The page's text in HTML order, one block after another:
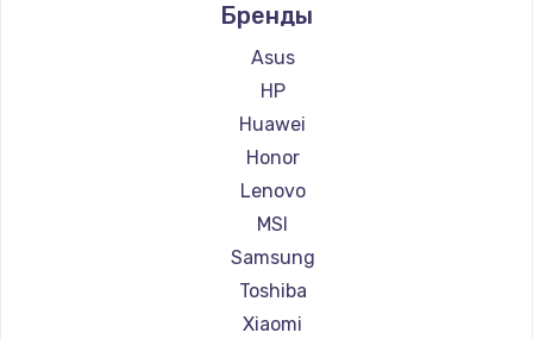
Ремонт ноутбуков Aquarius
Ремонт ноутбуков Gigabyte
Ремонт ноутбуков Aorus
Ремонт ноутбуков Maibenben
Ремонт ноутбуков Getac
Ремонт ноутбуков Epson
Ремонт ноутбуков Philips
Ремонт ноутбуков LG
Ремонт ноутбуков Panasonic
Ремонт ноутбуков Irbis
Бренды
Asus
HP
Huawei
Honor
Lenovo
MSI
Samsung
Toshiba
Xiaomi